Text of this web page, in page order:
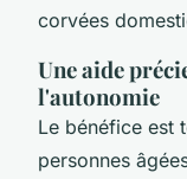
corvées
Une aide
l'autonomie
Le bénéfice est
personnes